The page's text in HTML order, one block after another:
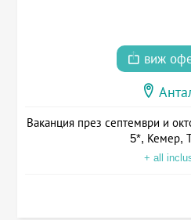
виж
Ваканция през септември и
5*, Кемер,
+ all